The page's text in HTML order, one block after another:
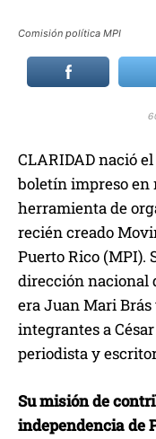
Comisión política MPI
CLARIDAD nació
boletín impreso en
herramienta de
recién creado
Puerto Rico (MPI).
dirección nacional
era Juan Mari Brás
integrantes a
periodista y
Su misión de
independencia de